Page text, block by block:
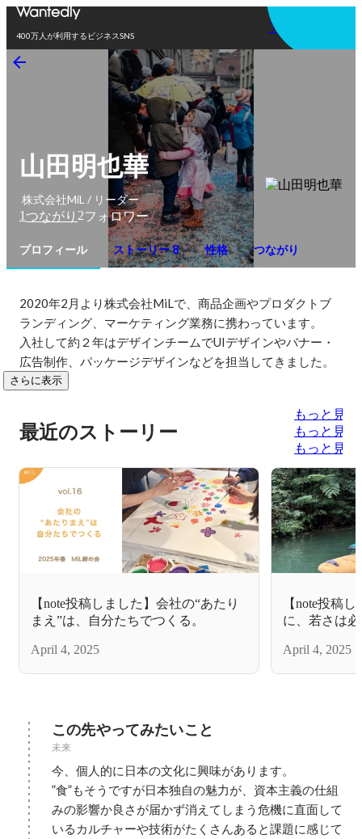
400万人が利用するビジネスSNS
アプリを使う
山田明也華
株式会社MiL / リーダー
1つながり 2フォロワー
プロフィール ストーリー 8 性格 つながり
2020年2月より株式会社MiLで、商品企画やプロダクトブ
ランディング、マーケティング業務に携わっています。
入社して約２年はデザインチームでUIデザインやバナー・
広告制作、パッケージデザインなどを担当してきました。
さらに表示
最近のストーリー
もっと見る
もっと見る
もっと見る
【note投稿しました】会社の“あたり
まえ”は、自分たちでつくる。
April 4, 2025
【note投稿
に、若さは
April 4, 2025
この先やってみたいこと
未来
今、個人的に日本の文化に興味があります。
”食”もそうですが日本独自の魅力が、資本主義の仕組
みの影響か良さが届かず消えてしまう危機に直面して
いるカルチャーや技術がたくさんあると課題に感じて